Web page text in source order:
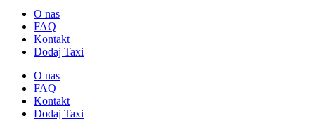
O nas
FAQ
Kontakt
Dodaj Taxi
O nas
FAQ
Kontakt
Dodaj Taxi